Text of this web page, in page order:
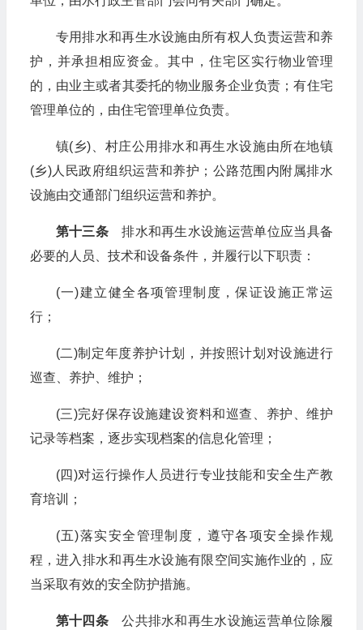
专用排水和再生水设施由所有权人负责运营和养
护，并承担相应资金。其中，住宅区实行物业管理
的，由业主或者其委托的物业服务企业负责；有住宅
管理单位的，由住宅管理单位负责。
镇(乡)、村庄公用排水和再生水设施由所在地镇
(乡)人民政府组织运营和养护；公路范围内附属排水
设施由交通部门组织运营和养护。
第十三条排水和再生水设施运营单位应当具备
必要的人员、技术和设备条件，并履行以下职责：
(一)建立健全各项管理制度，保证设施正常运
行；
(二)制定年度养护计划，并按照计划对设施进行
巡查、养护、维护；
(三)完好保存设施建设资料和巡查、养护、维护
记录等档案，逐步实现档案的信息化管理；
(四)对运行操作人员进行专业技能和安全生产教
育培训；
(五)落实安全管理制度，遵守各项安全操作规
程，进入排水和再生水设施有限空间实施作业的，应
当采取有效的安全防护措施。
第十四条公共排水和再生水设施运营单位除履